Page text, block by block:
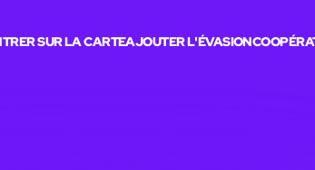
SUR LA CARTEAJOUTER L'ÉVASION